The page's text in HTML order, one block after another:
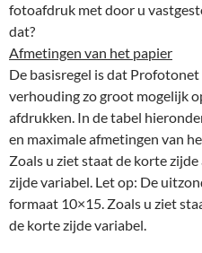
fotoafdruk met door u
dat?
Afmetingen van het papier
De basisregel is dat
verhouding zo groot mogelijk
afdrukken. In de tabel
en maximale afmetingen van
Zoals u ziet staat de korte
zijde variabel. Let op: De
formaat 10×15. Zoals u ziet
de korte zijde variabel.